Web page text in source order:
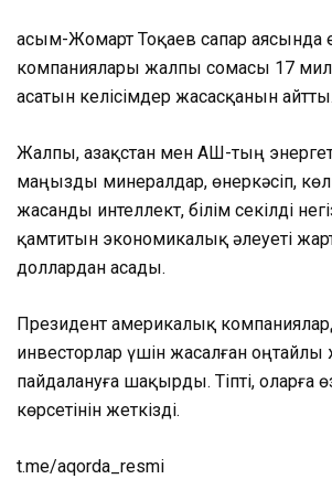
Қасым-Жомарт Тоқаев сапар аясында
компаниялары жалпы сомасы 17
асатын келісімдер жасасқанын айтты.
Жалпы, Қазақстан мен АҚШ-тың
маңызды минералдар, өнеркәсіп,
жасанды интеллект, білім секілді
қамтитын экономикалық әлеуеті
доллардан асады.
Президент америкалық
инвесторлар үшін жасалған
пайдалануға шақырды. Тіпті, оларға
көрсетінін жеткізді.
t.me/aqorda_resmi